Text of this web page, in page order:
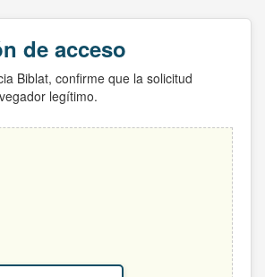
de acceso
Biblat, confirme que la solicitud
legítimo.